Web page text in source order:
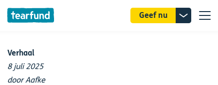
Geef nu
Verhaal
8 juli 2025
door Aafke